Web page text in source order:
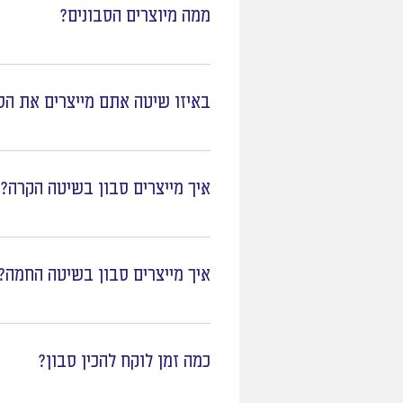
ממה מיוצרים הסבונים?
כל הסבונים שלנו מיוצרים
באיזו שיטה אתם מייצרים את
הסבונים מיוצרים בעבודת יד,
איך מייצרים סבון בשיטה הקרה?
בשיטה הקרה מערבבים שמנים עם
איך מייצרים סבון בשיטה
בשיטה החמה מערבבים שמנים עם
כמה זמן לוקח להכין סבון?